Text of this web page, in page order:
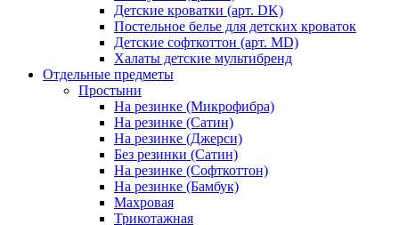
Детские кроватки (арт. DK)
Постельное белье для детских кроваток
Детские софткоттон (арт. MD)
Халаты детские мультибренд
Отдельные предметы
Простыни
На резинке (Микрофибра)
На резинке (Сатин)
На резинке (Джерси)
Без резинки (Сатин)
На резинке (Софткоттон)
На резинке (Бамбук)
Махровая
Трикотажная